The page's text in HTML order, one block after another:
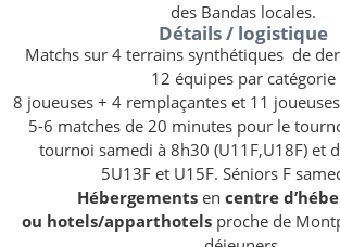
des Bandas locales.
Détails / logistique
Matchs sur 4 terrains synthétiques de
12 équipes par catégorie
8 joueuses + 4 remplaçantes et 11
5-6 matches de 20 minutes pour le
tournoi samedi à 8h30 (U11F,U18F) et
5U13F et U15F. Séniors F
Hébergements en centre
ou hotels/apparthotelsproche de